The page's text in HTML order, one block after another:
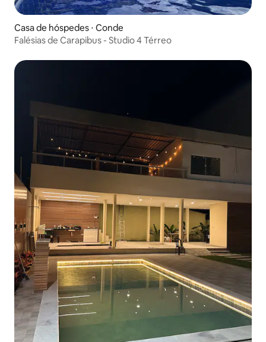
Casa de hóspedes ⋅ Conde
Falésias de Carapibus - Studio 4 Térreo